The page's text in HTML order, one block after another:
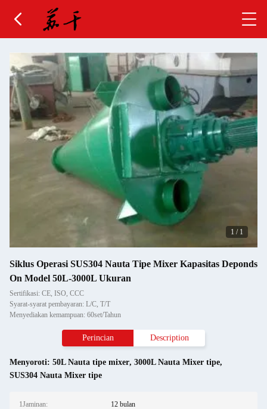
1 / 1
Siklus Operasi SUS304 Nauta Tipe Mixer Kapasitas Deponds
On Model 50L-3000L Ukuran
Sertifikasi: CE, ISO, CCC
Syarat-syarat pembayaran: L/C, T/T
Menyediakan kemampuan: 60set/Tahun
Perincian Description
Menyoroti: 50L Nauta tipe mixer, 3000L Nauta Mixer tipe,
SUS304 Nauta Mixer tipe
1Jaminan: 12 bulan